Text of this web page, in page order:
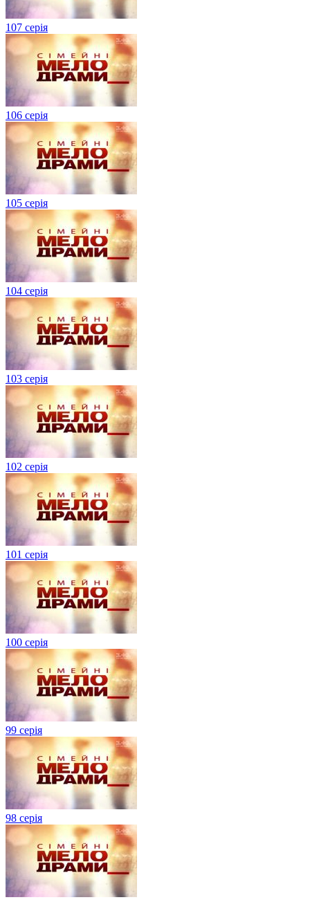
107 серія
106 серія
105 серія
104 серія
103 серія
102 серія
101 серія
100 серія
99 серія
98 серія